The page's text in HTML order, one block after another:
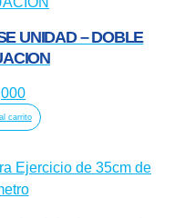
UNIDAD – DOBLE
carrito